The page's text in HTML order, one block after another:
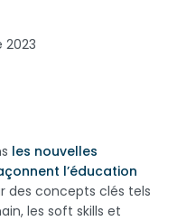
2023
les nouvelles
l’éducation
des concepts clés tels
les soft skills et